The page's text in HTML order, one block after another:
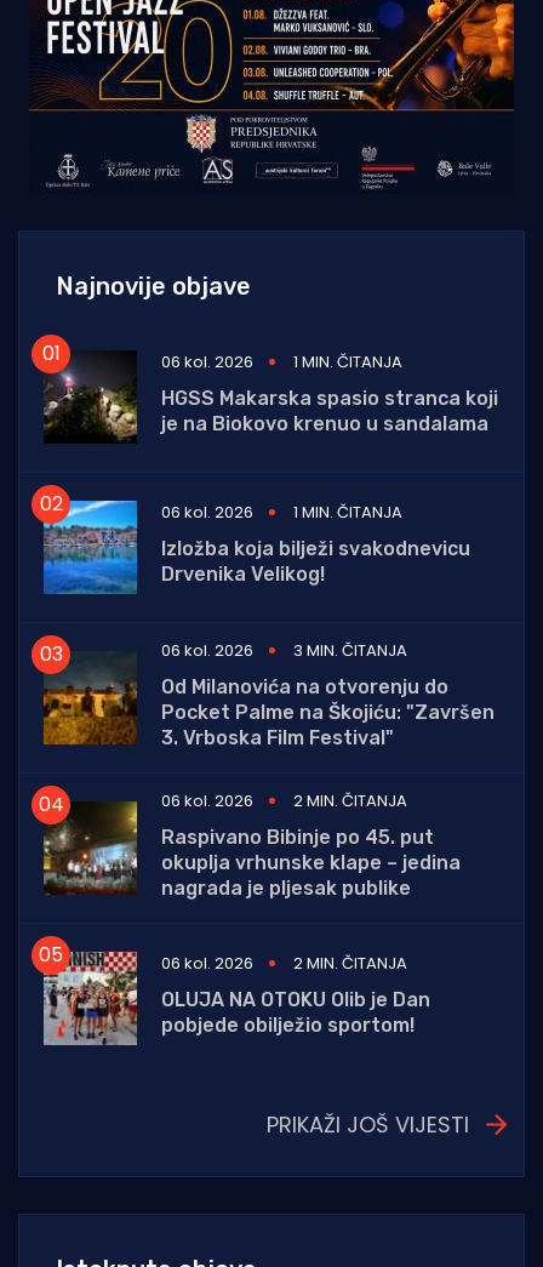
Najnovije objave
06 kol. 2026
1 MIN. ČITANJA
HGSS Makarska spasio stranca koji
je na Biokovo krenuo u sandalama
06 kol. 2026
1 MIN. ČITANJA
Izložba koja bilježi svakodnevicu
Drvenika Velikog!
06 kol. 2026
3 MIN. ČITANJA
Od Milanovića na otvorenju do
Pocket Palme na Škojiću: "Završen
3. Vrboska Film Festival"
06 kol. 2026
2 MIN. ČITANJA
Raspivano Bibinje po 45. put
okuplja vrhunske klape – jedina
nagrada je pljesak publike
06 kol. 2026
2 MIN. ČITANJA
OLUJA NA OTOKU Olib je Dan
pobjede obilježio sportom!
PRIKAŽI JOŠ VIJESTI